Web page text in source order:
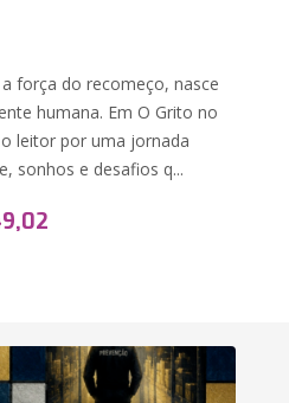
força do recomeço, nasce
humana. Em O Grito no
leitor por uma jornada
sonhos e desafios q...